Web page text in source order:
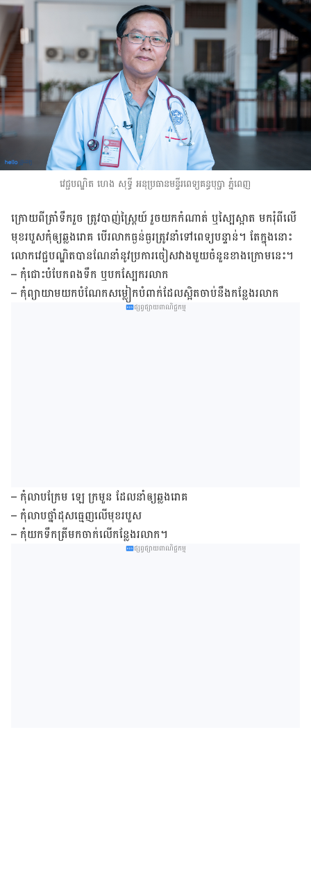
វេជ្ជបណ្ឌិត ហេង សុទ្ធី អនុ​ប្រធាន​មន្ទីរពេទ្យ​គន្ធបុប្ជា​ ភ្នំពេញ
ក្រោយ​ពី​ត្រាំ​ទឹក​រួច ត្រូវ​បាញ់​ស្ព្រៃយ៍ រួច​យក​កំណាត់ ឬ​ស្បៃ​ស្អាត មក​រុំ​ពី​លើ​
មុខ​របួស​​កុំ​ឲ្យ​ឆ្លង​រោគ បើ​រលាក​ធ្ងន់ធ្ងរ​ត្រូវ​នាំ​ទៅ​ពេទ្យ​បន្ទាន់។ តែ​ក្នុង​នោះ​
លោក​វេជ្ជបណ្ឌិត​បាន​ណែនាំ​នូវ​ប្រការ​ចៀស​វាង​មួយ​ចំនួន​ខាងក្រោម​នេះ។
– កុំជោះ​បំបែក​ពង​ទឹក ឬ​បក​ស្បែក​រលាក
– កុំ​ព្យាយាម​យក​បំណែក​សម្លៀក​បំពាក់​ដែល​ស្អិត​ចាប់​នឹង​កន្លែងរលាក
ផ្សព្វផ្សាយពាណិជ្ជកម្ម
– កុំ​លាប​ក្រែម ឡេ ក្រមួន ដែល​នាំ​ឲ្យ​ឆ្លងរោគ
– កុំ​លាប​ថ្នាំ​ដុស​ធ្មេញ​លើ​មុខរបួស
– កុំ​យក​ទឹកត្រី​មក​ចាក់​លើ​កន្លែង​រលាក។
ផ្សព្វផ្សាយពាណិជ្ជកម្ម